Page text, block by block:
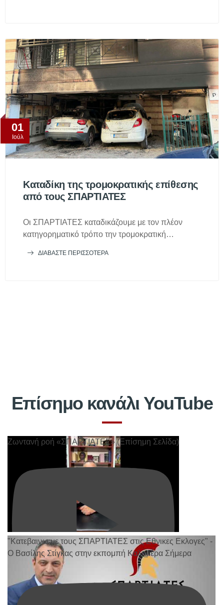
01
Ιούλ
Καταδίκη της τρομοκρατικής επίθεσης
από τους ΣΠΑΡΤΙΑΤΕΣ
Οι ΣΠΑΡΤΙΑΤΕΣ καταδικάζουμε με τον πλέον
κατηγορηματικό τρόπο την τρομοκρατική…
ΔΙΑΒΆΣΤΕ ΠΕΡΙΣΣΌΤΕΡΑ
Επίσημo κανάλι YouTube
Ζωντανή ροή «ΣΠΑΡΤΙΑΤΕΣ» (Επίσημη Σελίδα)
"Κατεβαινω με τους ΣΠΑΡΤΙΑΤΕΣ στις Εθνικες Εκλογες" -
Ο Βασίλης Στίγκας στην εκπομπή Καλημέρα Σήμερα